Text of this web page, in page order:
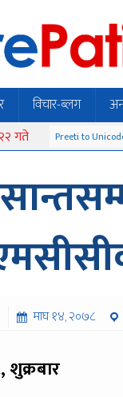
विचार-ब्लग
गते Preeti to
माघ १४, २०७८
शुक्रबार